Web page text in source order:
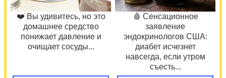
❤️ Вы удивитесь, но это
домашнее средство
понижает давление и
очищает сосуды...
🩸 Сенсационное
заявление
эндокринологов США:
диабет исчезнет
навсегда, если утром
съесть...